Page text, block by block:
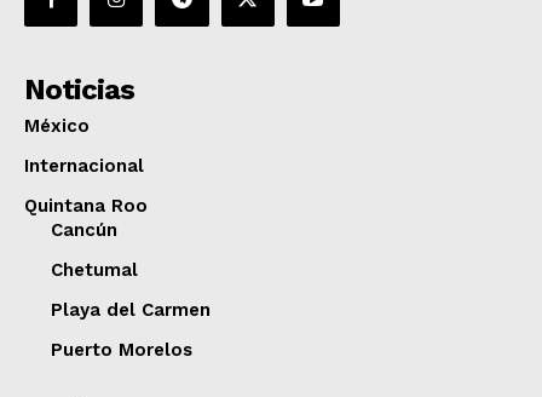
Noticias
México
Internacional
Quintana Roo
Cancún
Chetumal
Playa del Carmen
Puerto Morelos